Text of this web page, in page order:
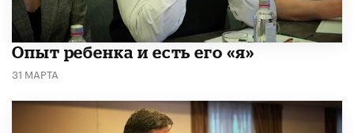
Опыт ребенка и есть его «я»
31 МАРТА